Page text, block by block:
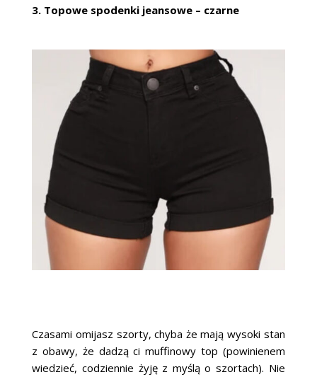
3. Topowe spodenki jeansowe – czarne
Czasami omijasz szorty, chyba że mają wysoki stan
z obawy, że dadzą ci muffinowy top (powinienem
wiedzieć, codziennie żyję z myślą o szortach). Nie